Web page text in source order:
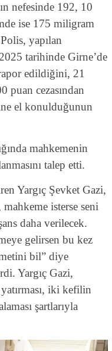
nefesinde 192, 10
ise 175 miligram
yapılan
tarihinde Girne’de
edildiğini, 21
puan cezasından
el konulduğunun
mahkemenin
talep etti.
Yargıç Şevket Gazi,
isterse seni
daha verilecek.
gelirsen bu kez
bil” diye
Yargıç Gazi,
iki kefilin
şartlarıyla